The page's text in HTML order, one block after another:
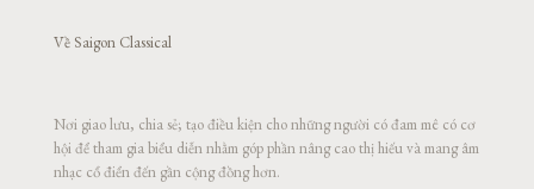
Về Saigon Classical
Nơi giao lưu, chia sẻ; tạo điều kiện cho những người có đam mê có cơ
hội để tham gia biểu diễn nhằm góp phần nâng cao thị hiếu và mang âm
nhạc cổ điển đến gần cộng đồng hơn.